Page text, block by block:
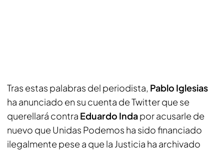
Tras estas palabras del periodista, Pablo Iglesias
ha anunciado en su cuenta de Twitter que se
querellará contra Eduardo Indapor acusarle de
nuevo que Unidas Podemos ha sido financiado
ilegalmente pese a que la Justicia ha archivado